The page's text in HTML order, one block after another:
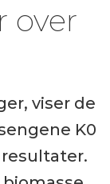
over
viser de
K0
resultater.